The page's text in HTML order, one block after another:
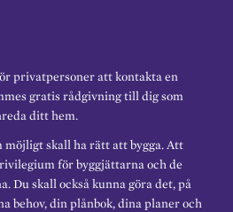
privatpersoner att kontakta en
gratis rådgivning till dig som
ditt hem.
möjligt skall ha rätt att bygga. Att
för byggjättarna och de
Du skall också kunna göra det, på
behov, din plånbok, dina planer och